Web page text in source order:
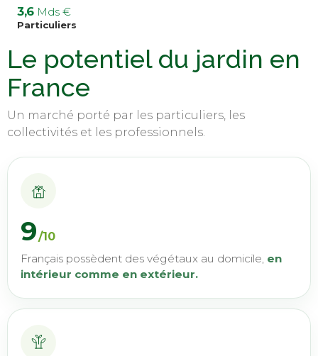
3,6 Mds €
Particuliers
Le potentiel du jardin en
France
Un marché porté par les particuliers, les
collectivités et les professionnels.
9 /10
Français possèdent des végétaux au domicile, en
intérieur comme en extérieur.